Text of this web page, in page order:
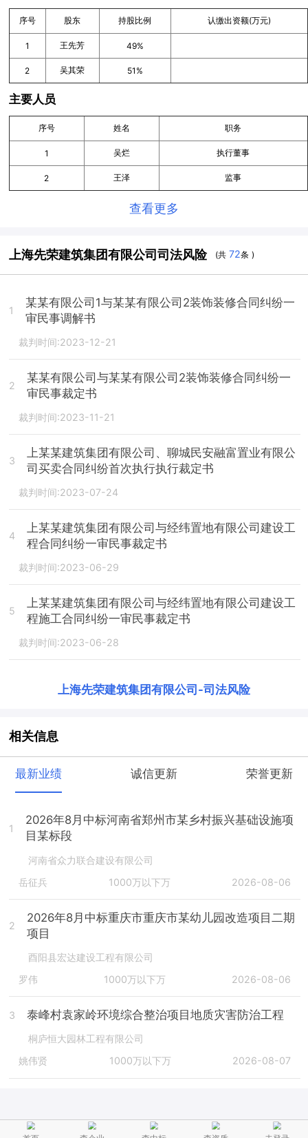
序号 股东 持股比例 认缴出资额(万元)
1 王先芳 49%
2 吴其荣 51%
主要人员
序号 姓名 职务
1 吴烂 执行董事
2 王泽 监事
查看更多
上海先荣建筑集团有限公司司法风险 (共72条 )
1
某某有限公司1与某某有限公司2装饰装修合同纠纷一
审民事调解书
裁判时间:2023-12-21
2
某某有限公司与某某有限公司2装饰装修合同纠纷一
审民事裁定书
裁判时间:2023-11-21
3
上某某建筑集团有限公司、聊城民安融富置业有限公
司买卖合同纠纷首次执行执行裁定书
裁判时间:2023-07-24
4
上某某建筑集团有限公司与经纬置地有限公司建设工
程合同纠纷一审民事裁定书
裁判时间:2023-06-29
5
上某某建筑集团有限公司与经纬置地有限公司建设工
程施工合同纠纷一审民事裁定书
裁判时间:2023-06-28
上海先荣建筑集团有限公司 -司法风险
相关信息
最新业绩 诚信更新 荣誉更新
1
2026年8月中标河南省郑州市某乡村振兴基础设施项
目某标段
河南省众力联合建设有限公司
岳征兵
1000万以下万 2026-08-06
2
2026年8月中标重庆市重庆市某幼儿园改造项目二期
项目
酉阳县宏达建设工程有限公司
罗伟
1000万以下万 2026-08-06
3 泰峰村袁家岭环境综合整治项目地质灾害防治工程
桐庐恒大园林工程有限公司
姚伟贤
1000万以下万 2026-08-07